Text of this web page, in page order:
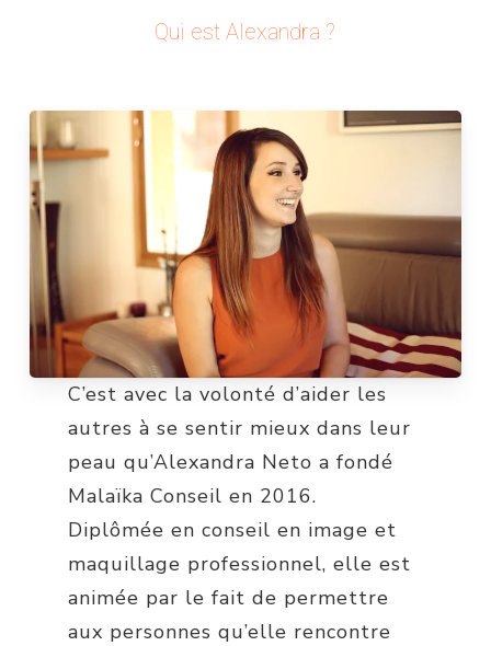
Qui est Alexandra ?
C’est avec la volonté d’aider les
autres à se sentir mieux dans leur
peau qu’Alexandra Neto a fondé
Malaïka Conseil en 2016.
Diplômée en conseil en image et
maquillage professionnel, elle est
animée par le fait de permettre
aux personnes qu’elle rencontre